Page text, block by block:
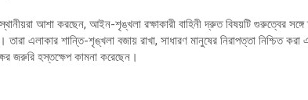
আশা করছেন, আইন-শৃঙ্খলা রক্ষাকারী বাহিনী দ্রুত বিষয়টি গুরুত্বের
এলাকার শান্তি-শৃঙ্খলা বজায় রাখা, সাধারণ মানুষের নিরাপত্তা নিশ্চিত
জরুরি হস্তক্ষেপ কামনা করেছেন।